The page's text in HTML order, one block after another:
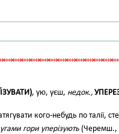
, ую, уєш, недок.,
кого-небудь по
гори уперізують (Черемш.,